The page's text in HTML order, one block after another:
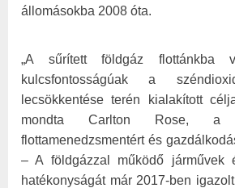
állomásokba 2008 óta.
„A sűrített földgáz flottánkba
kulcsfontosságúak a
lecsökkentése terén kialakított
mondta Carlton Rose, a
flottamenedzsmentért és
– A földgázzal működő járművek
hatékonyságát már 2017-ben